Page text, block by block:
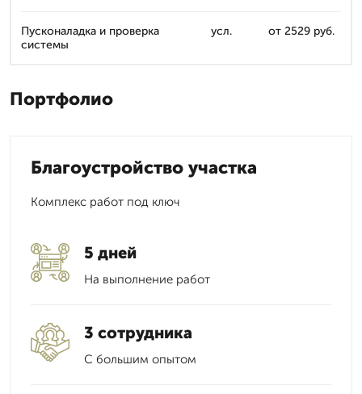
Пусконаладка и проверка
системы
усл. от 2529 руб.
Портфолио
Благоустройство участка
Комплекс работ под ключ
5 дней
На выполнение работ
3 сотрудника
С большим опытом